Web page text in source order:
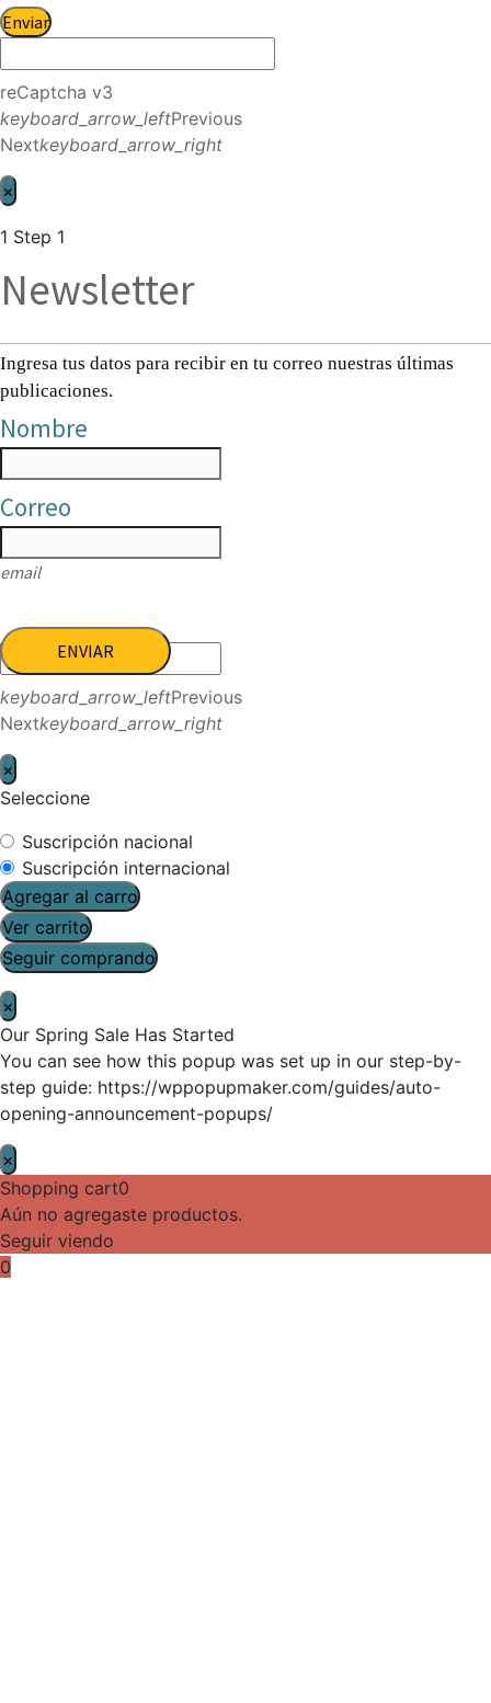
Enviar
reCaptcha v3
keyboard_arrow_leftPrevious
Nextkeyboard_arrow_right
×
1 Step 1
Newsletter
Ingresa tus datos para recibir en tu correo nuestras últimas
publicaciones.
Nombre
Correo
email
ENVIAR
keyboard_arrow_leftPrevious
Nextkeyboard_arrow_right
×
Seleccione
Suscripción nacional
Suscripción internacional
Agregar al carro
Ver carrito
Seguir comprando
×
Our Spring Sale Has Started
You can see how this popup was set up in our step-by-
step guide: https://wppopupmaker.com/guides/auto-
opening-announcement-popups/
×
Shopping cart0
Aún no agregaste productos.
Seguir viendo
0